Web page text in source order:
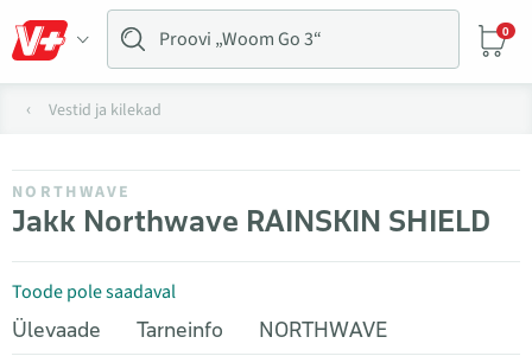
0
Vestid ja kilekad
NORTHWAVE
Jakk Northwave RAINSKIN SHIELD
Toode pole saadaval
Ülevaade
Tarneinfo NORTHWAVE